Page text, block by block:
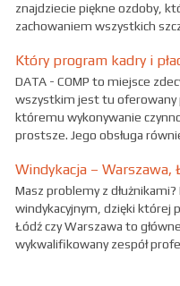
znajdziecie piękne ozdoby,
zachowaniem wszystkich
Który program kadry i
DATA - COMP to miejsce
wszystkim jest tu oferowany
któremu wykonywanie
prostsze. Jego obsługa
Windykacja – Warszawa,
Masz problemy z
windykacyjnym, dzięki której
Łódź czy Warszawa to
wykwalifikowany zespół